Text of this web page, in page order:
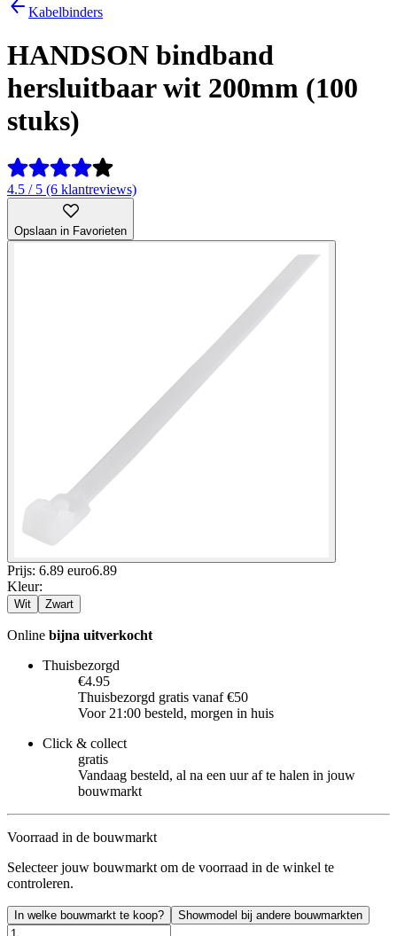
Kabelbinders
HANDSON bindband
hersluitbaar wit 200mm (100
stuks)
4.5 / 5 (6 klantreviews)
Opslaan in Favorieten
Prijs: 6.89 euro6.89
Kleur:
Wit Zwart
Online bijna uitverkocht
Thuisbezorgd
€4.95
Thuisbezorgd gratis vanaf €50
Voor 21:00 besteld, morgen in huis
Click & collect
gratis
Vandaag besteld, al na een uur af te halen in jouw
bouwmarkt
Voorraad in de bouwmarkt
Selecteer jouw bouwmarkt om de voorraad in de winkel te
controleren.
In welke bouwmarkt te koop? Showmodel bij andere bouwmarkten